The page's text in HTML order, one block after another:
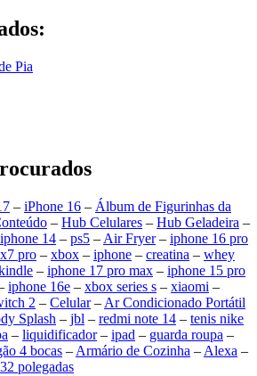
Pia
– iPhone 16 – Álbum de Figurinhas da
– Hub Celulares – Hub Geladeira –
iphone 14 – ps5 – Air Fryer– iphone 16 pro
pro – xbox – iphone – creatina – whey
– iphone 17 pro max – iphone 15 pro
iphone 16e – xbox series s – xiaomi –
2 – Celular– Ar Condicionado Portátil
Splash – jbl – redmi note 14 – tenis nike
– liquidificador– ipad – guarda roupa –
4 bocas – Armário de Cozinha – Alexa –
polegadas